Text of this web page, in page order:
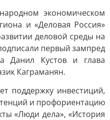
экономическом
и «Деловая Россия»
деловой среды на
первый зампред
Данил Кустов и глава
Каграманян.
поддержку инвестиций,
и профориентацию
«Люди дела», «История